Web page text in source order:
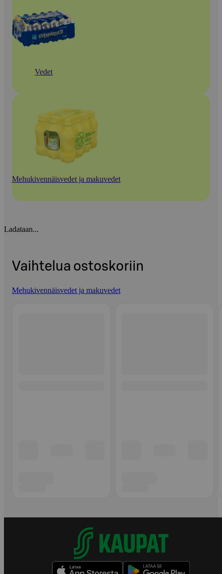
Vedet
Mehukivennäisvedet ja makuvedet
Ladataan...
Vaihtelua ostoskoriin
Mehukivennäisvedet ja makuvedet